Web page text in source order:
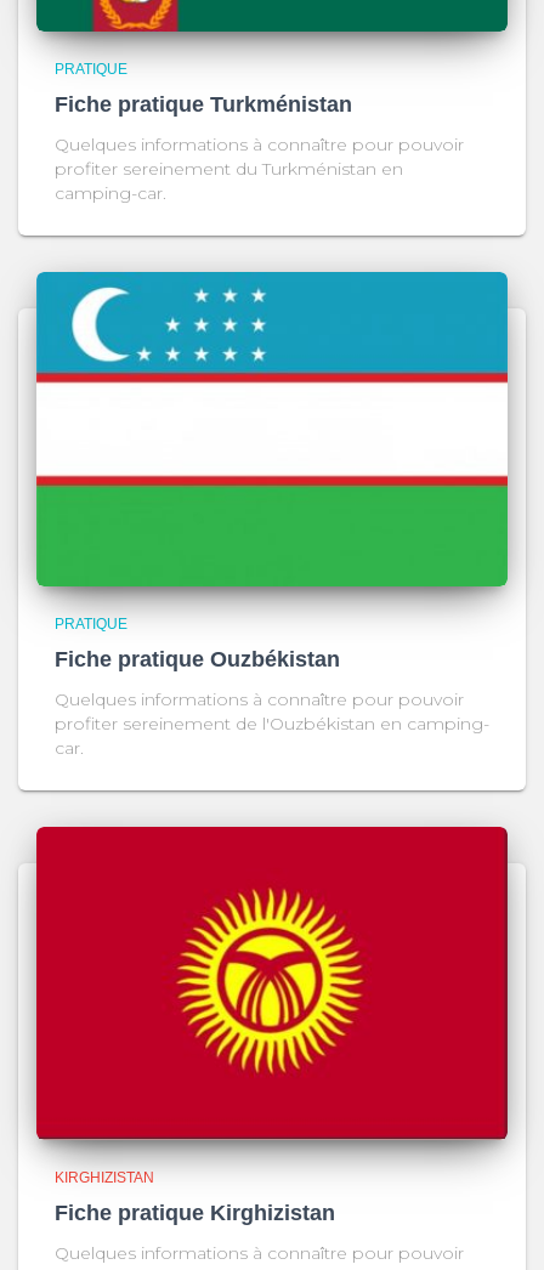
PRATIQUE
Fiche pratique Turkménistan
Quelques informations à connaître pour pouvoir
profiter sereinement du Turkménistan en
camping-car.
PRATIQUE
Fiche pratique Ouzbékistan
Quelques informations à connaître pour pouvoir
profiter sereinement de l'Ouzbékistan en camping-
car.
KIRGHIZISTAN
Fiche pratique Kirghizistan
Quelques informations à connaître pour pouvoir